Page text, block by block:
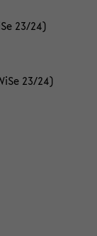
23/24)
23/24)